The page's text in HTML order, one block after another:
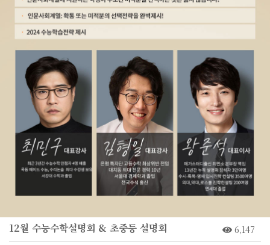
12월 수능수학설명회 & 초중등 설명회 6,147